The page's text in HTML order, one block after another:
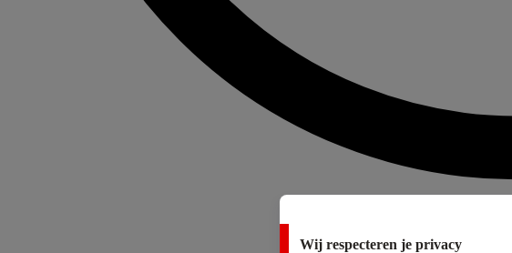
Wij respecteren je privacy